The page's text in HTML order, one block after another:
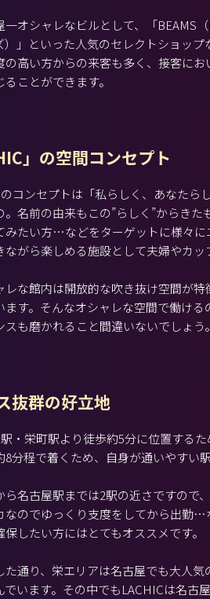
一オシャレなビルとして、「BEAMS
）」といった人気のセレクトショッ
の高い方からの来客も多く、接客に
ことができます。
」の空間コンセプト
のコンセプトは「私らしく、あなた
。名前の由来もこの”らしく”からき
みたい方…などをターゲットに様々に
ながら楽しめる施設として夫婦やカ
レな館内は開放的な吹き抜け空間が
ます。そんなオシャレな空間で働け
スも磨かれること間違いないでしょう。
抜群の好立地
・栄町駅より徒歩約5分に位置する
8分程で着くため、自身が通いやすい
ら名古屋駅までは2駅の近さですので
なのでゆっくり支度をしてから出勤
保したい方にはとてもオススメです。
た通り、栄エリアは名古屋でも大人
でいます。その中でもLACHICは名古